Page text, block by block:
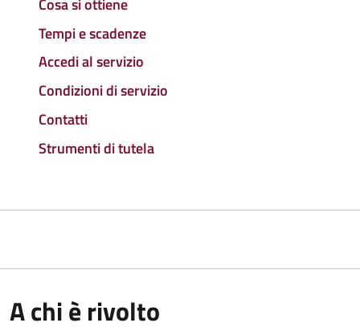
Tempi e scadenze
Accedi al servizio
Condizioni di servizio
Contatti
Strumenti di tutela
A chi è rivolto